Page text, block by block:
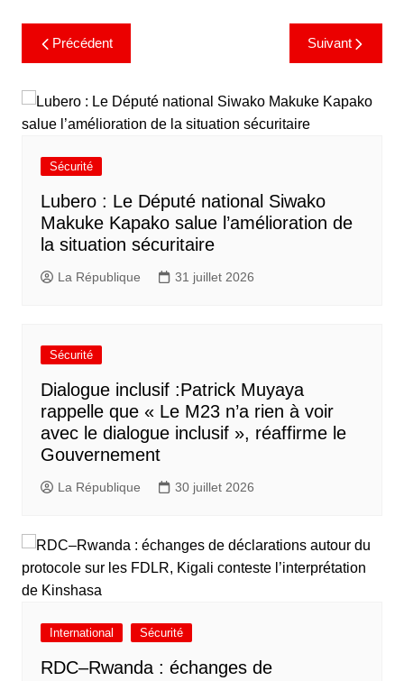
Précédent Suivant
Sécurité
Lubero : Le Député national Siwako
Makuke Kapako salue l’amélioration de
la situation sécuritaire
La République 31 juillet 2026
Sécurité
Dialogue inclusif :Patrick Muyaya
rappelle que « Le M23 n’a rien à voir
avec le dialogue inclusif », réaffirme le
Gouvernement
La République 30 juillet 2026
International Sécurité
RDC–Rwanda : échanges de